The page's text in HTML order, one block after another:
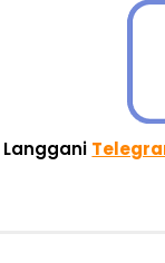
Langgani